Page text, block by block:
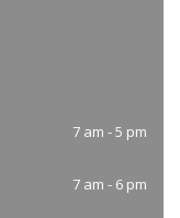
7 am - 5 pm
7 am - 6 pm